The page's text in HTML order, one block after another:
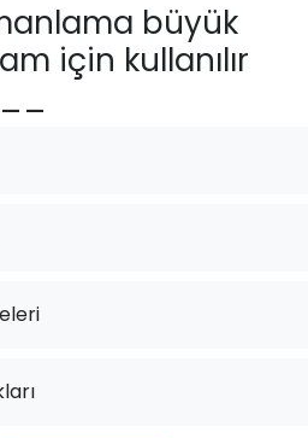
büyük
için kullanılır